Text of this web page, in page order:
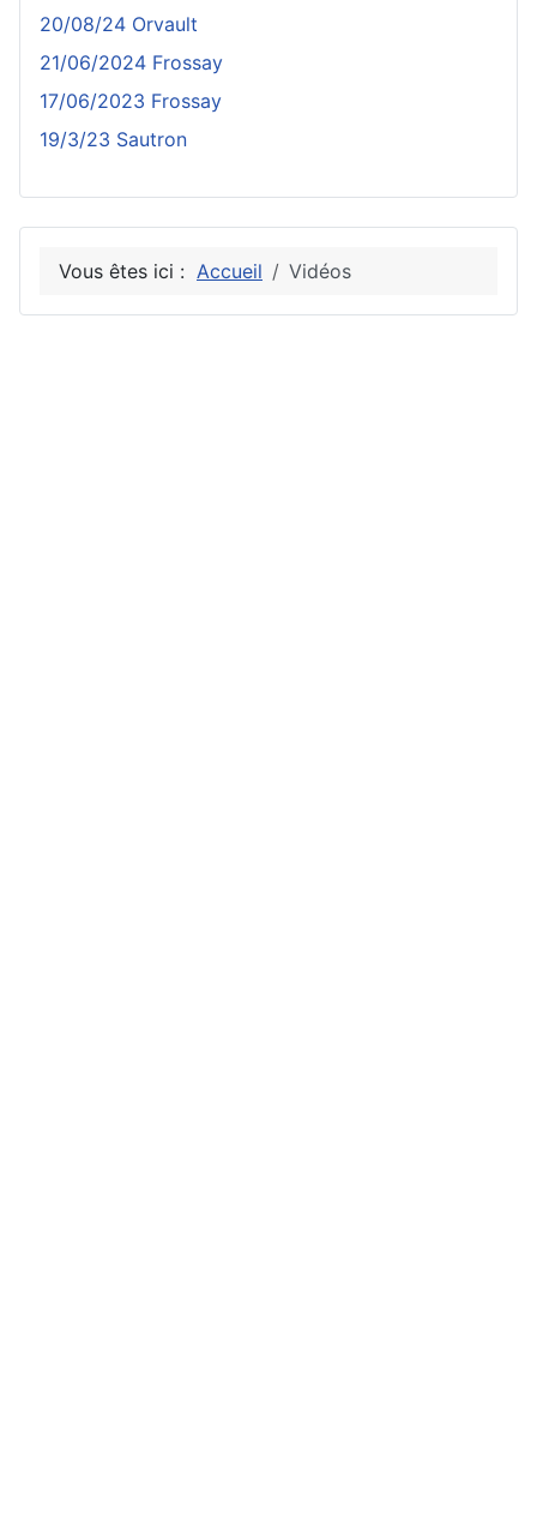
20/08/24 Orvault
21/06/2024 Frossay
17/06/2023 Frossay
19/3/23 Sautron
Vous êtes ici : Accueil Vidéos